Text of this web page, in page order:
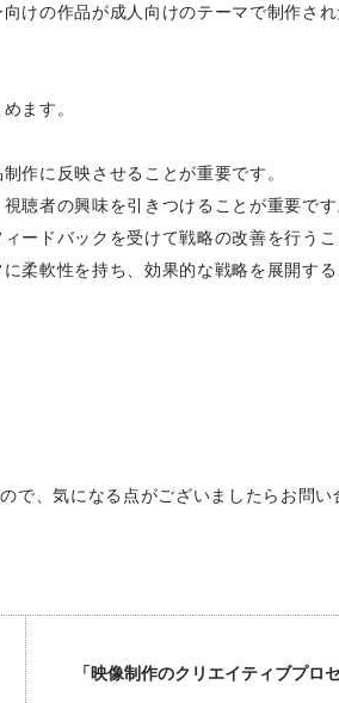
けの作品が成人向けのテーマで制作され
ます。
作に反映させることが重要です。
聴者の興味を引きつけることが重要です
ードバックを受けて戦略の改善を行うこ
柔軟性を持ち、効果的な戦略を展開す
で、気になる点がございましたらお問い
「映像制作のクリエイティブプロ